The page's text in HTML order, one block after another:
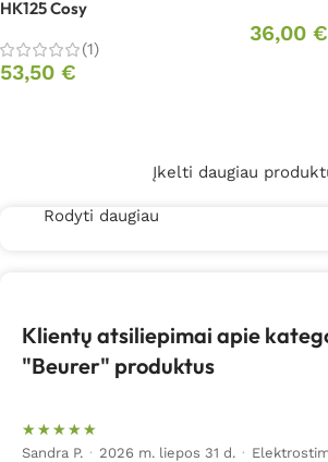
HK125 Cosy
(1)
53,50 €
36,00 €
Įkelti daugiau
Rodyti daugiau
Klientų atsiliepimai apie
"Beurer" produktus
Sandra P. · 2026 m. liepos 31 d. ·